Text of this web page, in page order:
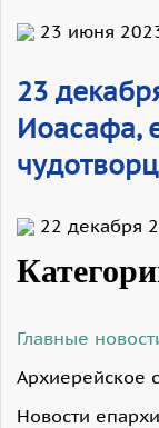
23 июня
23
Иоасафа,
22 декабря
Главные
Архиерейское
Новости